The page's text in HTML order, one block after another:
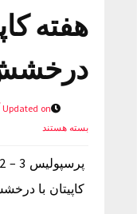
هفته
Updated on آوریل 3, 2016
بسته هستند
کاپیتان با